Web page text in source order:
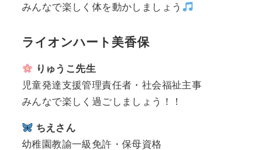
みんなで楽しく体を動かしましょう
ライオンハート美香保
りゅうこ先生
児童発達支援管理責任者・社会福祉主事
みんなで楽しく過ごしましょう！！
ちえさん
幼稚園教諭一級免許・保母資格